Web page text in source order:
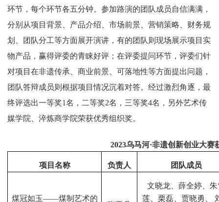
环节，每个环节各五分钟。参加路演的团队成员自信满满，
分别从项目背景、产品介绍、市场前景、营销策略、财务规
划、团队分工等方面展开演讲，有的团队则现场展示项目实
物产品，赢得评委的青睐好评；在评委提问环节，评委们针
对项目在非遗传承、商业前景、可落地性等方面提出问题，
团队答辩成员则根据项目情况沉着对答。经过激烈角逐，最
终评选出一等奖1名，二等奖2名，三等奖4名，另外艺术传
媒学院、淬炼商学院荣获优秀组织奖。
2023乌马河·非遗创新创业大赛
项目名称 负责人 团队成员
煤冠如玉——煤制艺术的
文晓龙、薛全婷、朱
莲、栗磊、贾晓勇、